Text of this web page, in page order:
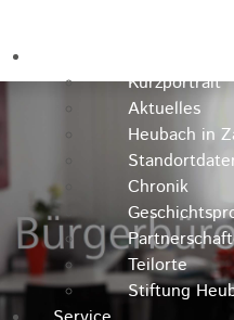
Kurzportrait
Aktuelles
Heubach in
Chronik
Teilorte
Stiftung